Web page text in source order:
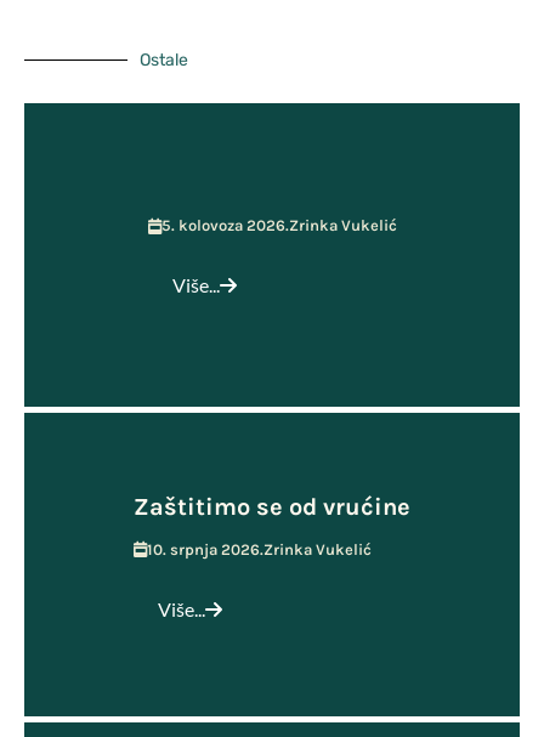
Ostale
5. kolovoza 2026.Zrinka Vukelić
Više...
Zaštitimo se od vrućine
10. srpnja 2026.Zrinka Vukelić
Više...